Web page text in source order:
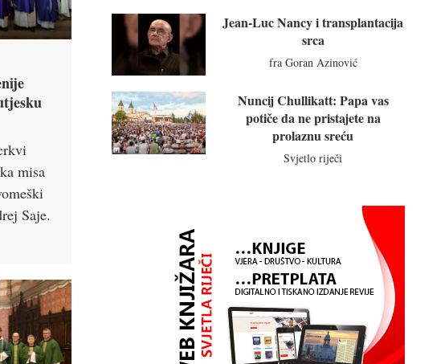
misa
Saje.
Jean-Luc Nancy i transplantacija
srca
fra Goran Azinović
Nuncij Chullikatt: Papa vas
potiče da ne pristajete na
prolaznu sreću
Svjetlo riječi